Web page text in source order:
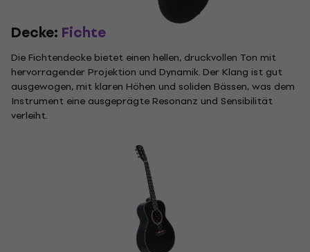
Decke: Fichte
Die Fichtendecke bietet einen hellen, druckvollen Ton mit
hervorragender Projektion und Dynamik. Der Klang ist gut
ausgewogen, mit klaren Höhen und soliden Bässen, was dem
Instrument eine ausgeprägte Resonanz und Sensibilität
verleiht.